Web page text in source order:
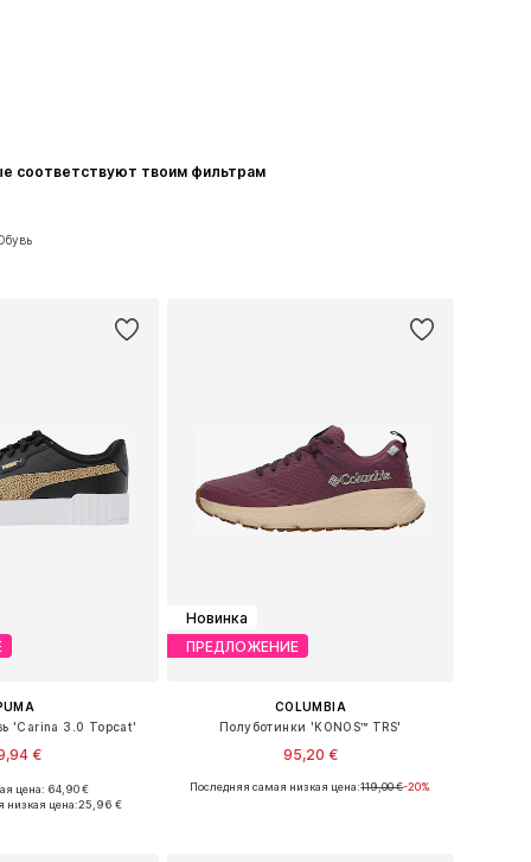
соответствуют твоим фильтрам
'Carina 3.0 Topcat'
€
размеров
цена: 64,90 €
низкая цена:25,96 €
Новинка
ПРЕДЛОЖЕНИЕ
COLUMBIA
Полуботинки 'KONOS™ TRS'
95,20 €
Доступно множество размеров
Последняя самая низкая цена:119,00 €-20%